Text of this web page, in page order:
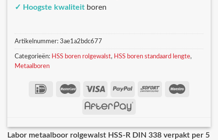
✓ Hoogste kwaliteit boren
Artikelnummer: 3ae1a2bdc677
Categorieën: HSS boren rolgewalst, HSS boren standaard lengte,
Metaalboren
Labor metaalboor rolgewalst HSS-R DIN 338 verpakt per 5